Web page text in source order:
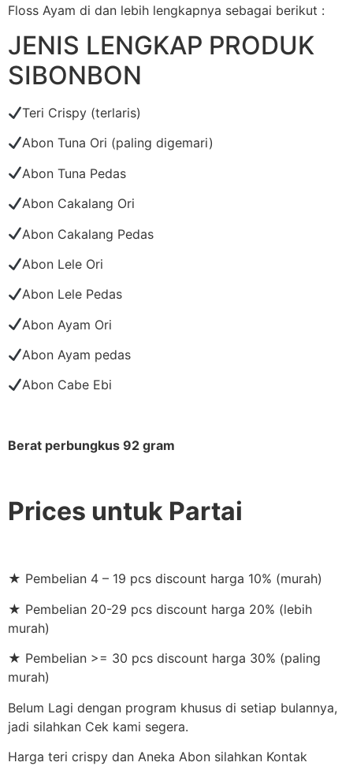
Floss Ayam di dan lebih lengkapnya sebagai berikut :
JENIS LENGKAP PRODUK
SIBONBON
Teri Crispy (terlaris)
Abon Tuna Ori (paling digemari)
Abon Tuna Pedas
Abon Cakalang Ori
Abon Cakalang Pedas
Abon Lele Ori
Abon Lele Pedas
Abon Ayam Ori
Abon Ayam pedas
Abon Cabe Ebi
Berat perbungkus 92 gram
Prices untuk Partai
★ Pembelian 4 – 19 pcs discount harga 10% (murah)
★ Pembelian 20-29 pcs discount harga 20% (lebih
murah)
★ Pembelian >= 30 pcs discount harga 30% (paling
murah)
Belum Lagi dengan program khusus di setiap bulannya,
jadi silahkan Cek kami segera.
Harga teri crispy dan Aneka Abon silahkan Kontak